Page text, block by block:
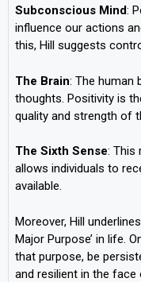
Subconscious Mind:
influence our actions
this, Hill suggests
The Brain: The human
thoughts. Positivity is
quality and strength of
The Sixth Sense: This
allows individuals to
available.
Moreover, Hill
Major Purpose’ in life.
that purpose, be
and resilient in the face